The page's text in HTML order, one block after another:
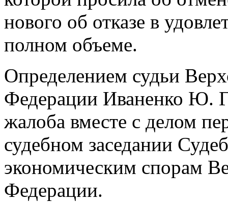
нового об отказе в
полном объеме.
Определением судьи
Федерации Иваненко Ю.
жалоба вместе с делом
судебном заседании
экономическим спорам
Федерации.